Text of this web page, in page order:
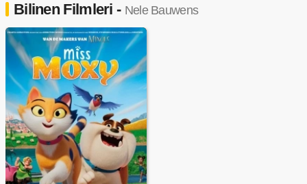
Bilinen Filmleri - Nele Bauwens